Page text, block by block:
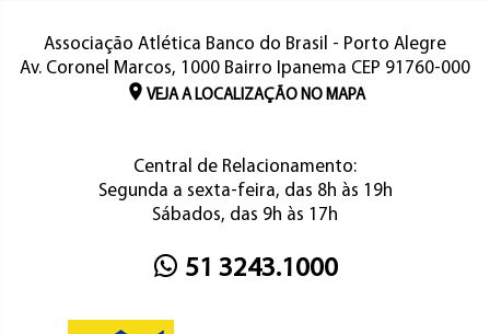
Associação Atlética Banco do Brasil - Porto Alegre
Av. Coronel Marcos, 1000 Bairro Ipanema CEP 91760-000
VEJA A LOCALIZAÇÃO NO MAPA
Central de Relacionamento:
Segunda a sexta-feira, das 8h às 19h
Sábados, das 9h às 17h
51 3243.1000